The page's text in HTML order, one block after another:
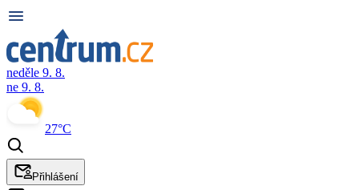
neděle 9. 8.
ne 9. 8.
27°C
Přihlášení